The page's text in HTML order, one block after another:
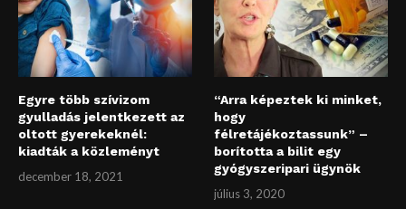
Egyre több szívizom
gyulladás jelentkezett az
oltott gyerekeknél:
kiadták a közleményt
december 18, 2021
“Arra képeztek ki minket,
hogy
félretájékoztassunk” –
borította a bilit egy
gyógyszeripari ügynök
július 3, 2020